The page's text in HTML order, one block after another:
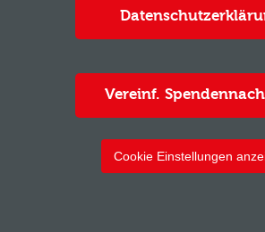
Vereinf.
Cookie Einstellungen